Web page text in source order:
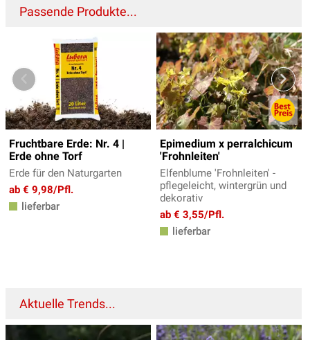
Passende Produkte...
Fruchtbare Erde: Nr. 4 |
Erde ohne Torf
Erde für den Naturgarten
ab € 9,98/Pfl.
lieferbar
Epimedium x perralchicum
'Frohnleiten'
Elfenblume 'Frohnleiten' -
pflegeleicht, wintergrün und
dekorativ
ab € 3,55/Pfl.
lieferbar
Aktuelle Trends...